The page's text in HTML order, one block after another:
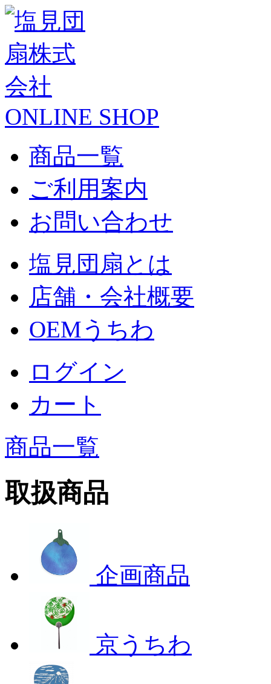
ONLINE SHOP
商品一覧
ご利用案内
お問い合わせ
塩見団扇とは
店舗・会社概要
OEMうちわ
ログイン
カート
商品一覧
取扱商品
企画商品
京うちわ